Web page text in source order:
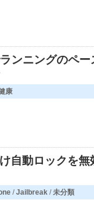
ンニングのペ
康
自動ロックを
/Jailbreak /未分類